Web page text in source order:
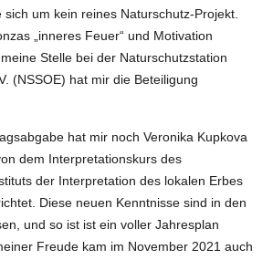
um kein reines Natur­schutz-Projekt.
„inneres Feuer“ und Motivation
Stelle bei der Naturschutzstation
(NSSOE) hat mir die Beteiligung
hat mir noch Veronika Kupkova
dem Interpretationskurs des
der Interpretation des lokalen Erbes
Diese neuen Kenntnisse sind in den
und so ist ist ein voller Jahresplan
Freude kam im November 2021 auch